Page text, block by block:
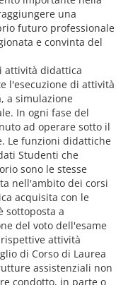
una
futuro professionale
e convinta del
attività didattica
l'esecuzione di attività
a simulazione
In ogni fase del
ad operare sotto il
Le funzioni didattiche
Studenti che
sono le stesse
nell'ambito dei corsi
acquisita con le
sottoposta a
del voto dell'esame
attività
di Corso di Laurea
assistenziali non
condotto, in parte o